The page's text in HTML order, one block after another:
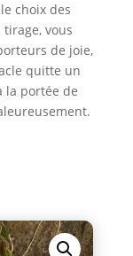
choix des
vous
de joie,
quitte un
la portée de